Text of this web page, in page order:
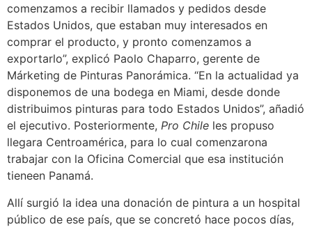
comenzamos a recibir llamados y pedidos desde
Estados Unidos, que estaban muy interesados en
comprar el producto, y pronto comenzamos a
exportarlo”, explicó Paolo Chaparro, gerente de
Márketing de Pinturas Panorámica. “En la actualidad ya
disponemos de una bodega en Miami, desde donde
distribuimos pinturas para todo Estados Unidos”, añadió
el ejecutivo. Posteriormente, Pro Chile les propuso
llegara Centroamérica, para lo cual comenzarona
trabajar con la Oficina Comercial que esa institución
tieneen Panamá.
Allí surgió la idea una donación de pintura a un hospital
público de ese país, que se concretó hace pocos días,